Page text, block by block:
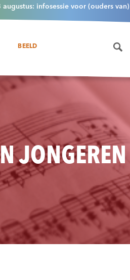
infosessie voor (ouders
BEELD
JONGEREN